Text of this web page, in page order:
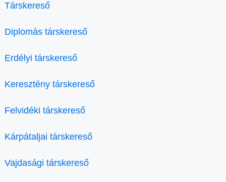
Társkereső
Diplomás társkereső
Erdélyi társkereső
Keresztény társkereső
Felvidéki társkereső
Kárpátaljai társkereső
Vajdasági társkereső